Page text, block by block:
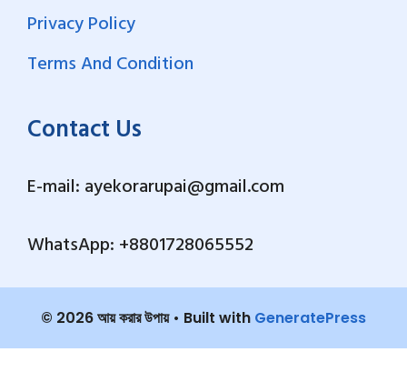
Privacy Policy
Terms And Condition
Contact Us
E-mail: ayekorarupai@gmail.com
WhatsApp: +8801728065552
© 2026 আয় করার উপায়• Built with GeneratePress